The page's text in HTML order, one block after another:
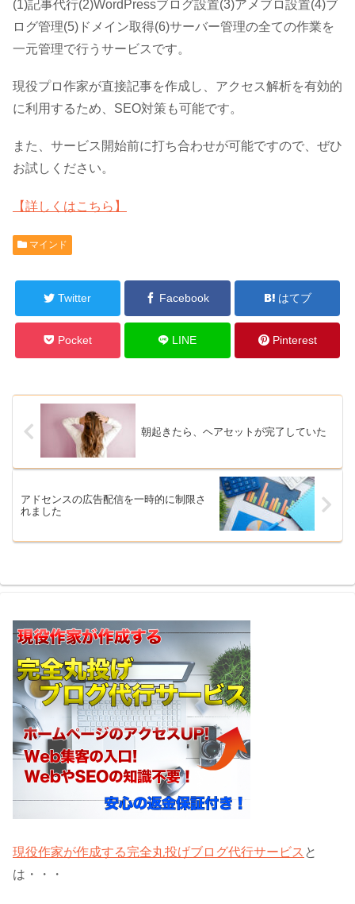
(1)記事代行(2)WordPressブログ設置(3)アメブロ設置(4)ブ
ログ管理(5)ドメイン取得(6)サーバー管理の全ての作業を
一元管理で行うサービスです。
現役プロ作家が直接記事を作成し、アクセス解析を有効的
に利用するため、SEO対策も可能です。
また、サービス開始前に打ち合わせが可能ですので、ぜひ
お試しください。
【詳しくはこちら】
マインド
Twitter Facebook はてブ
Pocket LINE Pinterest
朝起きたら、ヘアセットが完了していた
アドセンスの広告配信を一時的に制限さ
れました
現役作家が作成する完全丸投げブログ代行サービス と
は・・・